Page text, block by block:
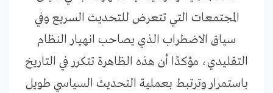
المجتمعات التي تتعرض للتحديث السريع وفي
سياق الاضطراب الذي يصاحب انهيار النظام
التقليدي، مؤكدًا أن هذه الظاهرة تتكرر في التاريخ
باستمرار وترتبط بعملية التحديث السياسي طويل